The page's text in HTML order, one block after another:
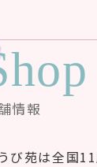
情報
び苑は全国